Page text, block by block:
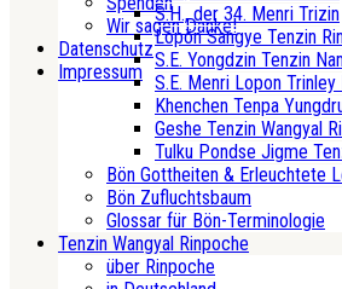
Wir sagen Danke!
Datenschutz
Impressum
S.H., der 34. Menri Trizin
Lopön Sangye Tenzin
S.E. Yongdzin Tenzin
S.E. Menri Lopon
Khenchen Tenpa
Geshe Tenzin Wangyal
Tulku Pondse Jigme
Bön Gottheiten & Erleuchtete
Bön Zufluchtsbaum
Glossar für Bön-Terminologie
Tenzin Wangyal Rinpoche
über Rinpoche